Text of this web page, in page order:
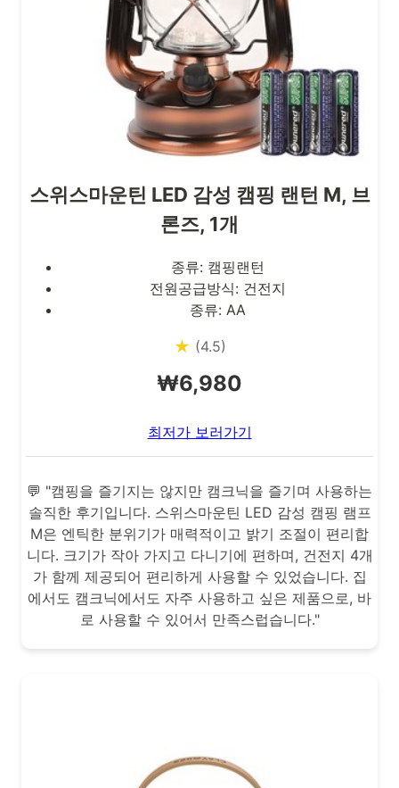
스위스마운틴 LED 감성 캠핑 랜턴 M, 브
론즈, 1개
종류: 캠핑랜턴
전원공급방식: 건전지
종류: AA
★ (4.5)
₩6,980
최저가 보러가기
💬 "캠핑을 즐기지는 않지만 캠크닉을 즐기며 사용하는
솔직한 후기입니다. 스위스마운틴 LED 감성 캠핑 램프
M은 엔틱한 분위기가 매력적이고 밝기 조절이 편리합
니다. 크기가 작아 가지고 다니기에 편하며, 건전지 4개
가 함께 제공되어 편리하게 사용할 수 있었습니다. 집
에서도 캠크닉에서도 자주 사용하고 싶은 제품으로, 바
로 사용할 수 있어서 만족스럽습니다."